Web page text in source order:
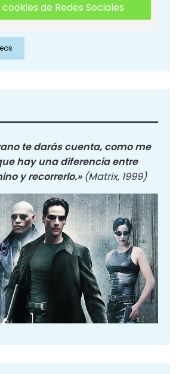
de Redes Sociales
te darás cuenta, como me
hay una diferencia entre
y recorrerlo.» (Matrix, 1999)